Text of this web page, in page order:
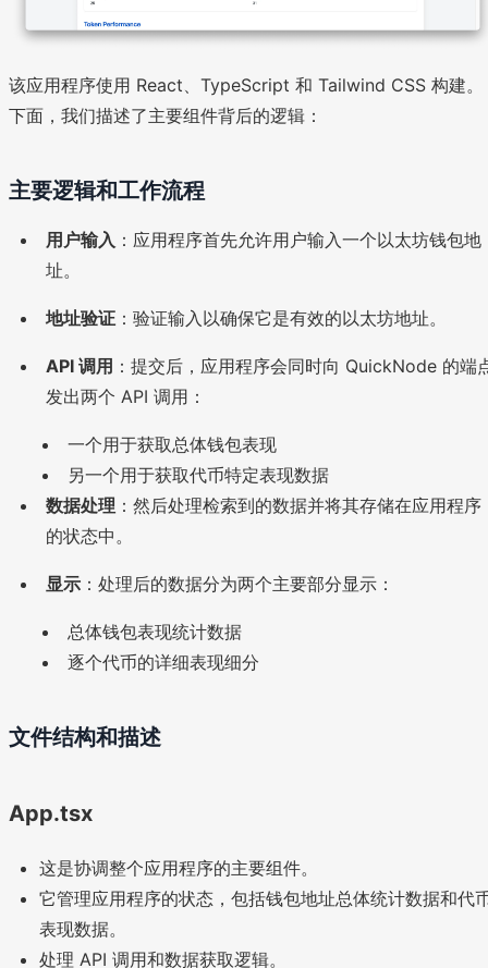
该应用程序使用 React、TypeScript 和 Tailwind CSS 构建。
下面，我们描述了主要组件背后的逻辑：
主要逻辑和工作流程
用户输入 ：应用程序首先允许用户输入一个以太坊钱包地
址。
地址验证 ：验证输入以确保它是有效的以太坊地址。
API 调用 ：提交后，应用程序会同时向 QuickNode 的端
发出两个 API 调用：
一个用于获取总体钱包表现
另一个用于获取代币特定表现数据
数据处理 ：然后处理检索到的数据并将其存储在应用程序
的状态中。
显示 ：处理后的数据分为两个主要部分显示：
总体钱包表现统计数据
逐个代币的详细表现细分
文件结构和描述
App.tsx
这是协调整个应用程序的主要组件。
它管理应用程序的状态，包括钱包地址总体统计数据和代
表现数据。
处理 API 调用和数据获取逻辑。